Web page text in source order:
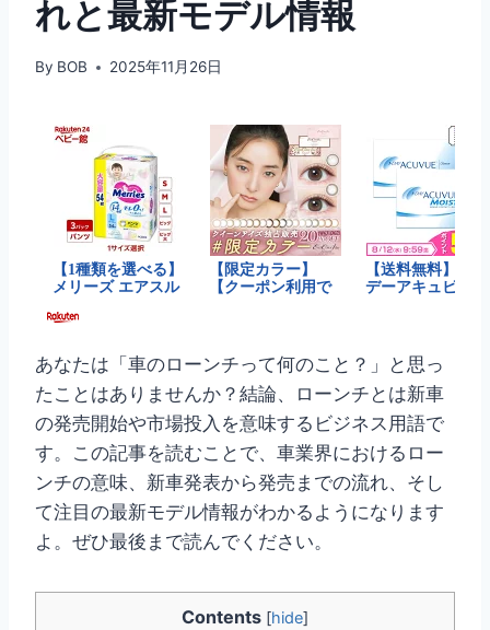
れと最新モデル情報
By BOB 2025年11月26日
あなたは「車のローンチって何のこと？」と思っ
たことはありませんか？結論、ローンチとは新車
の発売開始や市場投入を意味するビジネス用語で
す。この記事を読むことで、車業界におけるロー
ンチの意味、新車発表から発売までの流れ、そし
て注目の最新モデル情報がわかるようになります
よ。ぜひ最後まで読んでください。
Contents [hide]